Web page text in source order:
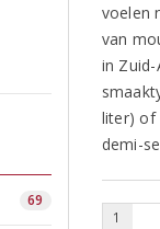
69
voelen
van
in
liter) of
demi-
1